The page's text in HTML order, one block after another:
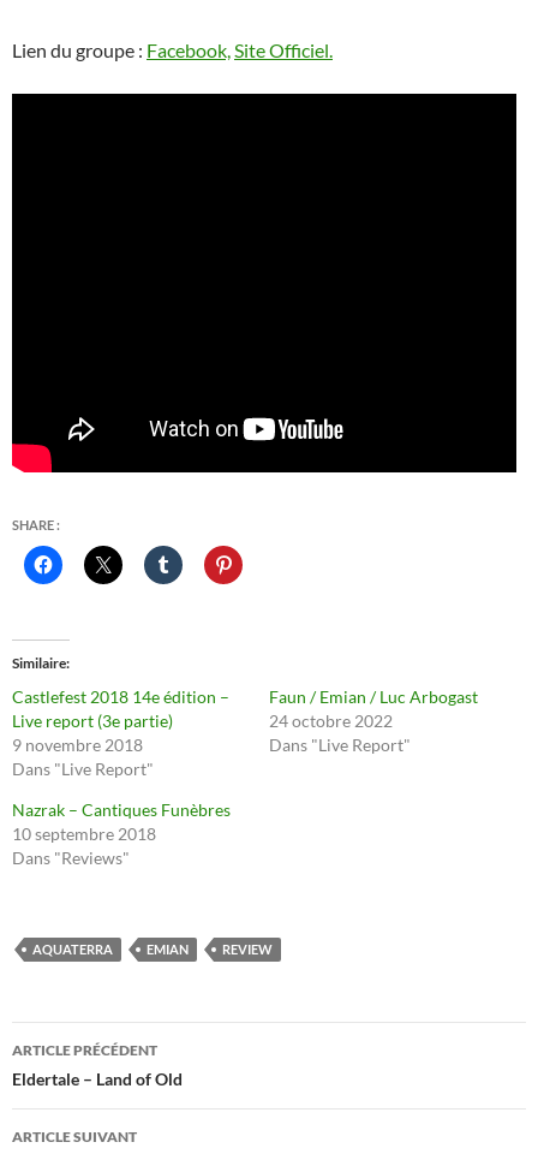
Lien du groupe : Facebook,Site Officiel.
SHARE :
Similaire
Castlefest 2018 14e édition –
Live report (3e partie)
9 novembre 2018
Dans "Live Report"
Faun / Emian / Luc Arbogast
24 octobre 2022
Dans "Live Report"
Nazrak – Cantiques Funèbres
10 septembre 2018
Dans "Reviews"
AQUATERRA EMIAN REVIEW
Navigation
des
articles
ARTICLE PRÉCÉDENT
Eldertale – Land of Old
ARTICLE SUIVANT